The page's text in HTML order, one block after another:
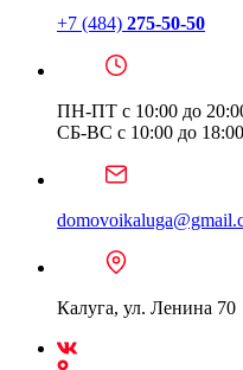
+7 (484) 275-50-50
ПН-ПТ с 10:00 до
СБ-ВС с 10:00 до 18:00
Калуга, ул. Ленина 70